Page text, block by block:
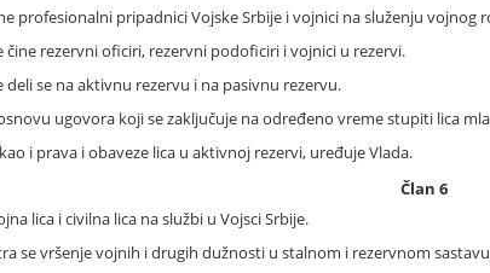
profesionalni pripadnici Vojske Srbije i vojnici na služenju vojnog
čine rezervni oficiri, rezervni podoficiri i vojnici u rezervi.
deli se na aktivnu rezervu i na pasivnu rezervu.
ugovora koji se zaključuje na određeno vreme stupiti lica
i prava i obaveze lica u aktivnoj rezervi, uređuje Vlada.
Član 6
lica i civilna lica na službi u Vojsci Srbije.
se vršenje vojnih i drugih dužnosti u stalnom i rezervnom